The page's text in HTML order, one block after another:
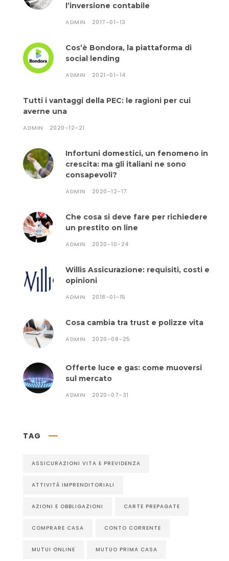
l’inversione contabile
ADMIN 2017-01-13
Cos’è Bondora, la piattaforma di
social lending
ADMIN 2021-01-14
Tutti i vantaggi della PEC: le ragioni per cui
averne una
ADMIN 2020-12-21
Infortuni domestici, un fenomeno in
crescita: ma gli italiani ne sono
consapevoli?
ADMIN 2020-12-17
Che cosa si deve fare per richiedere
un prestito on line
ADMIN 2020-10-24
Willis Assicurazione: requisiti, costi e
opinioni
ADMIN 2018-01-15
Cosa cambia tra trust e polizze vita
ADMIN 2020-08-25
Offerte luce e gas: come muoversi
sul mercato
ADMIN 2020-07-31
TAG
ASSICURAZIONI VITA E PREVIDENZA
ATTIVITÀ IMPRENDITORIALI
AZIONI E OBBLIGAZIONI CARTE PREPAGATE
COMPRARE CASA CONTO CORRENTE
MUTUI ONLINE MUTUO PRIMA CASA